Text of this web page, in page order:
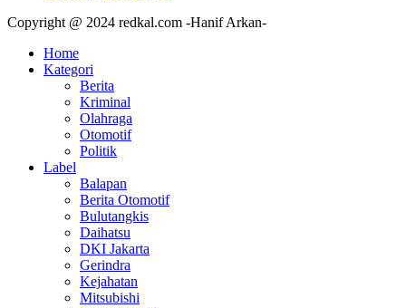
Copyright @ 2024 redkal.com -Hanif Arkan-
Home
Kategori
Berita
Kriminal
Olahraga
Otomotif
Politik
Label
Balapan
Berita Otomotif
Bulutangkis
Daihatsu
DKI Jakarta
Gerindra
Kejahatan
Mitsubishi